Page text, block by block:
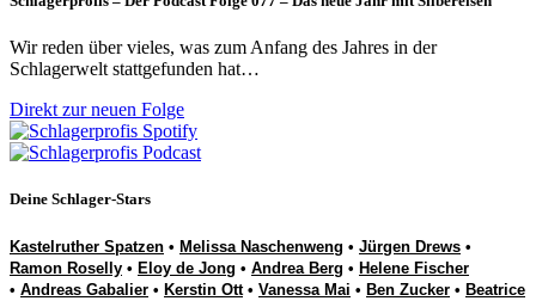
Wir reden über vieles, was zum Anfang des Jahres in der
Schlagerwelt stattgefunden hat…
Direkt zur neuen Folge
Deine Schlager-Stars
Kastelruther Spatzen • Melissa Naschenweng • Jürgen Drews •
Ramon Roselly • Eloy de Jong • Andrea Berg • Helene Fischer
• Andreas Gabalier • Kerstin Ott• Vanessa Mai • Ben Zucker • Beatrice